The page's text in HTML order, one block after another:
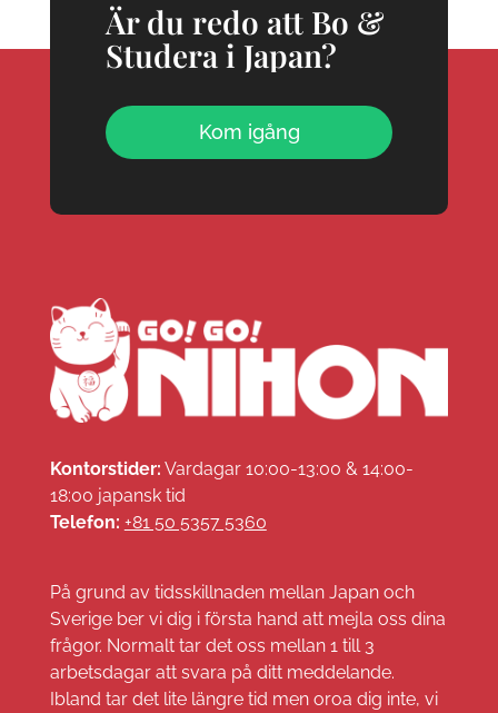
Är du redo att Bo &
Studera i Japan?
Kom igång
Kontorstider: Vardagar 10:00-13:00 & 14:00-
18:00 japansk tid
Telefon: +81 50 5357 5360
På grund av tidsskillnaden mellan Japan och
Sverige ber vi dig i första hand att mejla oss dina
frågor. Normalt tar det oss mellan 1 till 3
arbetsdagar att svara på ditt meddelande.
Ibland tar det lite längre tid men oroa dig inte, vi